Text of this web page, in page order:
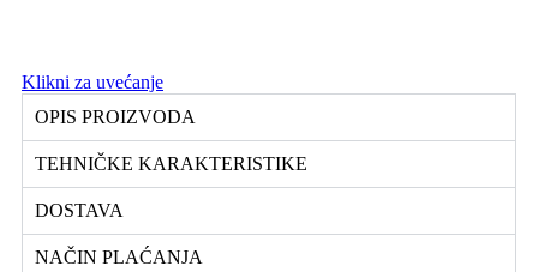
Klikni za uvećanje
OPIS PROIZVODA
TEHNIČKE KARAKTERISTIKE
DOSTAVA
NAČIN PLAĆANJA